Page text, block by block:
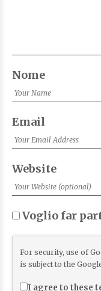
Nome
Email
Website
Voglio far
For security, use of
is subject to the
I agree to these